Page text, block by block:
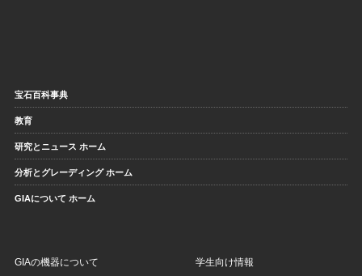
宝石百科事典
教育
研究とニュース ホーム
分析とグレーディング ホーム
GIAについて ホーム
GIAの機器について 学生向け情報